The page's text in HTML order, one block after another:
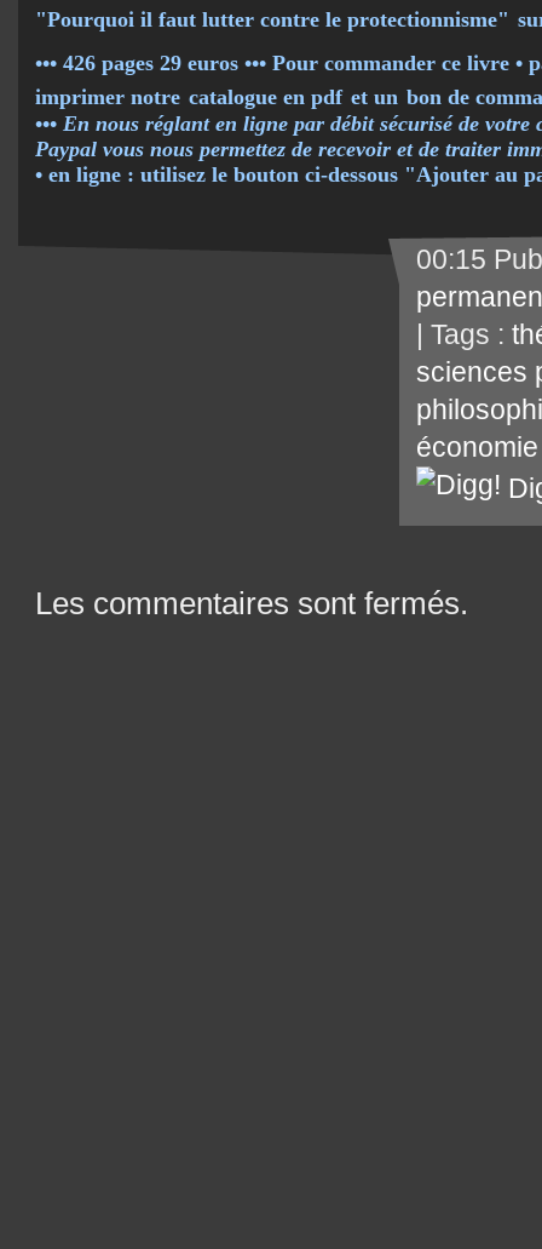
"Pourquoi il faut lutter contre le protectionnisme"
••• 426 pages 29 euros ••• Pour commander ce livre •
imprimer notre catalogue en pdf et un bon de
••• En nous réglant en ligne par débit sécurisé de votre
Paypal vous nous permettez de recevoir et de traiter
• en ligne : utilisez le bouton ci-dessous "Ajouter au
00:15
| Tags :
sciences
économie
Les commentaires sont fermés.